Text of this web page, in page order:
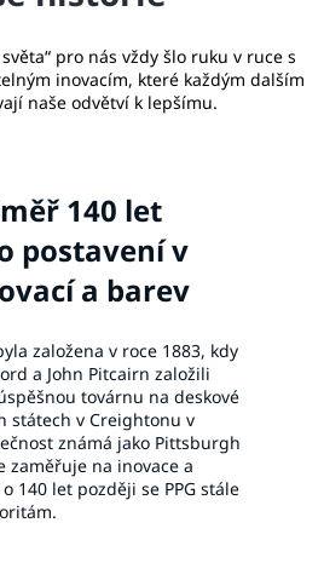
pro nás vždy šlo ruku v ruce s
inovacím, které každým dalším
naše odvětví k lepšímu.
140 let
postavení v
a barev
založena v roce 1883, kdy
a John Pitcairn založili
továrnu na deskové
státech v Creightonu v
známá jako Pittsburgh
zaměřuje na inovace a
140 let později se PPG stále